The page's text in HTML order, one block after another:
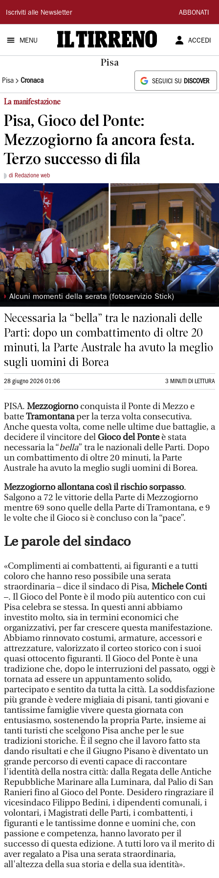
Il
Tirreno
Iscriviti alle Newsletter ABBONATI
MENU ACCEDI
Pisa
Pisa Cronaca SEGUICI SU DISCOVER
La manifestazione
Pisa, Gioco del Ponte:
Mezzogiorno fa ancora festa.
Terzo successo di fila
di Redazione web
◗ Alcuni momenti della serata (fotoservizio Stick)
Necessaria la “bella” tra le nazionali delle
Parti: dopo un combattimento di oltre 20
minuti, la Parte Australe ha avuto la meglio
sugli uomini di Borea
28 giugno 2026 01:06 3 MINUTI DI LETTURA
PISA. Mezzogiornoconquista il Ponte di Mezzo e
batteTramontanaper la terza volta consecutiva.
Anche questa volta, come nelle ultime due battaglie, a
decidere il vincitore delGioco del Ponteè stata
necessaria la “bella” tra le nazionali delle Parti. Dopo
un combattimento di oltre 20 minuti, la Parte
Australe ha avuto la meglio sugli uomini di Borea.
Mezzogiorno allontana così il rischio sorpasso.
Salgono a 72 le vittorie della Parte di Mezzogiorno
mentre 69 sono quelle della Parte di Tramontana, e 9
le volte che il Gioco si è concluso con la “pace”.
Le parole del sindaco
«Complimenti ai combattenti, ai figuranti e a tutti
coloro che hanno reso possibile una serata
straordinaria – dice il sindaco di Pisa, Michele Conti
–. Il Gioco del Ponte è il modo più autentico con cui
Pisa celebra se stessa. In questi anni abbiamo
investito molto, sia in termini economici che
organizzativi, per far crescere questa manifestazione.
Abbiamo rinnovato costumi, armature, accessori e
attrezzature, valorizzato il corteo storico con i suoi
quasi ottocento figuranti. Il Gioco del Ponte è una
tradizione che, dopo le interruzioni del passato, oggi è
tornata ad essere un appuntamento solido,
partecipato e sentito da tutta la città. La soddisfazione
più grande è vedere migliaia di pisani, tanti giovani e
tantissime famiglie vivere questa giornata con
entusiasmo, sostenendo la propria Parte, insieme ai
tanti turisti che scelgono Pisa anche per le sue
tradizioni storiche. È il segno che il lavoro fatto sta
dando risultati e che il Giugno Pisano è diventato un
grande percorso di eventi capace di raccontare
l'identità della nostra città: dalla Regata delle Antiche
Repubbliche Marinare alla Luminara, dal Palio di San
Ranieri fino al Gioco del Ponte. Desidero ringraziare il
vicesindaco Filippo Bedini, i dipendenti comunali, i
volontari, i Magistrati delle Parti, i combattenti, i
figuranti e le tantissime donne e uomini che, con
passione e competenza, hanno lavorato per il
successo di questa edizione. A tutti loro va il merito di
aver regalato a Pisa una serata straordinaria,
all'altezza della sua storia e della sua identità».